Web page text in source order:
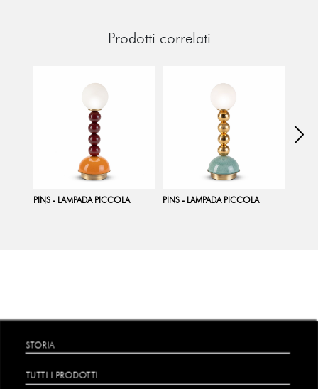
Prodotti correlati
PINS - LAMPADA PICCOLA PINS - LAMPADA PICCOLA
TUTTI I PRODOTTI
STORIA